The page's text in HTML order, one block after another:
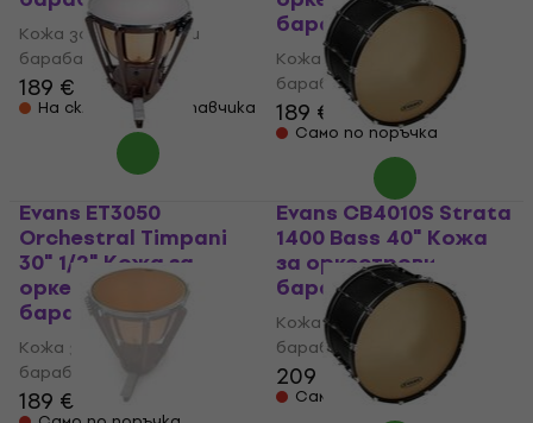
Кожа за оркестрови
барабани
189 €
На склад при доставчика
барабани
Кожа за оркестрови
барабани
189 €
Само по поръчка
Evans ET3050
Orchestral Timpani
30" 1/2" Кожа за
оркестрови
барабани
Кожа за оркестрови
барабани
189 €
Evans CB4010S Strata
1400 Bass 40" Кожа
за оркестрови
барабани
Кожа за оркестрови
барабани
209 €
Само по поръчка